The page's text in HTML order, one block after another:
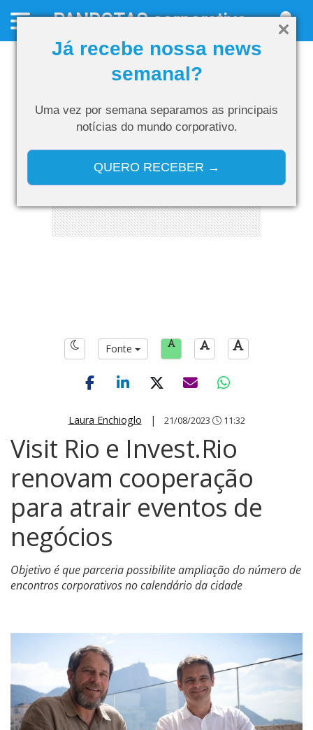
Já recebe nossa news
semanal?
Uma vez por semana separamos as principais
notícias do mundo corporativo.
QUERO RECEBER →
PANROTAScorporativo
Fonte
Laura Enchioglo | 21/08/2023 11:32
Visit Rio e Invest.Rio
renovam cooperação
para atrair eventos de
negócios
Objetivo é que parceria possibilite ampliação do número de
encontros corporativos no calendário da cidade